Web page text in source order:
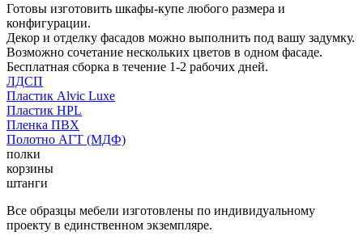
Готовы изготовить шкафы-купе любого размера и
конфигурации.
Декор и отделку фасадов можно выполнить под вашу задумку.
Возможно сочетание нескольких цветов в одном фасаде.
Бесплатная сборка в течение 1-2 рабочих дней.
ЛДСП
Пластик Alvic Luxe
Пластик HPL
Пленка ПВХ
Полотно АГТ (МДФ)
полки
корзины
штанги
Все образцы мебели изготовлены по индивидуальному
проекту в единственном экземпляре.